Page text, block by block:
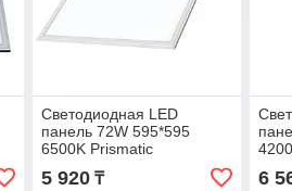
Светодиодная LED
панель 72W 595*595
6500K Prismatic
5 920₸ 6